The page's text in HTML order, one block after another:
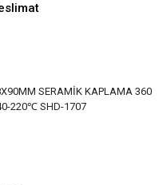
SERAMİK KAPLAMA 360
220℃ SHD-1707